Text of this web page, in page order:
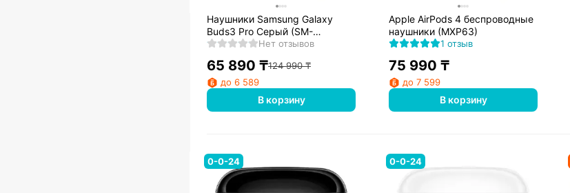
Наушники Samsung Galaxy
Buds3 Pro Серый (SM-
R630NZAACIS)Нет отзывов
65 890 ₸124 990₸
до 6 589
В корзину
Apple AirPods 4 беспроводные
наушники (MXP63)
1 отзыв
75 990 ₸
до 7 599
В корзину
0-0-24 0-0-24